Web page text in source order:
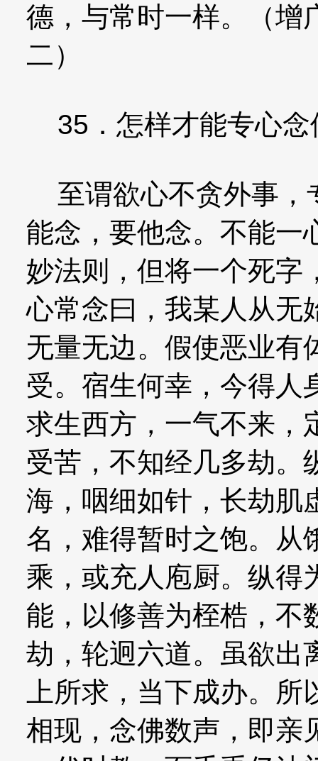
德，与常时一样。（增
二）
35．怎样才能专心念
至谓欲心不贪外事，
能念，要他念。不能一
妙法则，但将一个死字
心常念曰，我某人从无
无量无边。假使恶业有
受。宿生何幸，今得人
求生西方，一气不来，
受苦，不知经几多劫。
海，咽细如针，长劫肌
名，难得暂时之饱。从
乘，或充人庖厨。纵得
能，以修善为桎梏，不
劫，轮迥六道。虽欲出
上所求，当下成办。
相现，念佛数声，即亲